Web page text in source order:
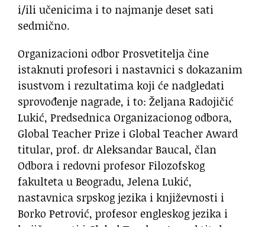
i/ili učenicima i to najmanje deset sati
sedmično.
Organizacioni odbor Prosvetitelja čine
istaknuti profesori i nastavnici s dokazanim
isustvom i rezultatima koji će nadgledati
sprovođenje nagrade, i to: Željana Radojičić
Lukić, Predsednica Organizacionog odbora,
Global Teacher Prize i Global Teacher Award
titular, prof. dr Aleksandar Baucal, član
Odbora i redovni profesor Filozofskog
fakulteta u Beogradu, Jelena Lukić,
nastavnica srpskog jezika i književnosti i
Borko Petrović, profesor engleskog jezika i